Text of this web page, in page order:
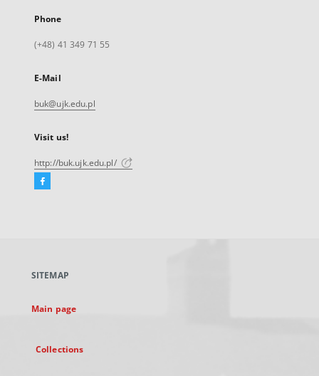
Phone
(+48) 41 349 71 55
E-Mail
buk@ujk.edu.pl
Visit us!
http://buk.ujk.edu.pl/
Facebook
new
SITEMAP
Main page
Collections